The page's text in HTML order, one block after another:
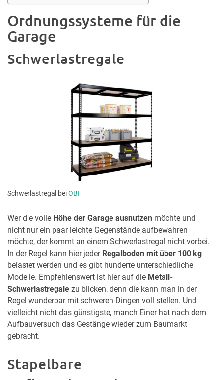
Ordnungssysteme für die
Garage
Schwerlastregale
Schwerlastregal beiOBI
Wer die volle Höhe der Garage ausnutzen möchte und
nicht nur ein paar leichte Gegenstände aufbewahren
möchte, der kommt an einem Schwerlastregal nicht vorbei.
In der Regel kann hier jeder Regalboden mit über 100 kg
belastet werden und es gibt hunderte unterschiedliche
Modelle. Empfehlenswert ist hier auf die Metall-
Schwerlastregale zu blicken, denn die kann man in der
Regel wunderbar mit schweren Dingen voll stellen. Und
vielleicht nicht das günstigste, manch Einer hat nach dem
Aufbauversuch das Gestänge wieder zum Baumarkt
gebracht.
Stapelbare